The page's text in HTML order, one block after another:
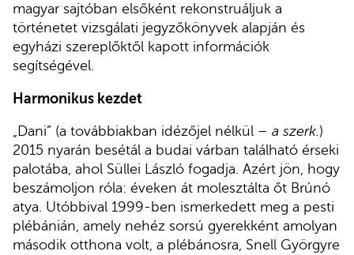
magyar sajtóban elsőként rekonstruáljuk a
történetet vizsgálati jegyzőkönyvek alapján és
egyházi szereplőktől kapott információk
segítségével.
Harmonikus kezdet
„Dani” (a továbbiakban idézőjel nélkül – a szerk.)
2015 nyarán besétál a budai várban található érseki
palotába, ahol Süllei László fogadja. Azért jön, hogy
beszámoljon róla: éveken át molesztálta őt Brúnó
atya. Utóbbival 1999-ben ismerkedett meg a pesti
plébánián, amely nehéz sorsú gyerekként amolyan
második otthona volt, a plébánosra, Snell Györgyre